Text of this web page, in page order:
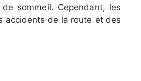
sommeil. Cependant, les
accidents de la route et des